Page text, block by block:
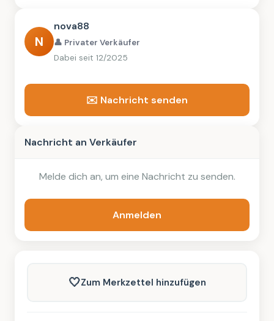
N
nova88
👤 Privater Verkäufer
Dabei seit 12/2025
✉️ Nachricht senden
Nachricht an Verkäufer
Melde dich an, um eine Nachricht zu senden.
Anmelden
🤍Zum Merkzettel hinzufügen